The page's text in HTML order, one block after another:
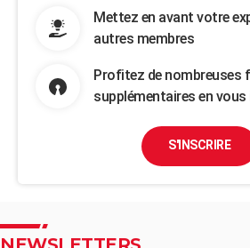
Mettez en avant votre
autres membres
Profitez de nombreuses
supplémentaires en
S'INSCRIRE